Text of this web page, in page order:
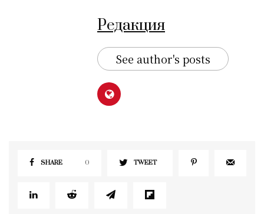
Редакция
See author's posts
SHARE 0 TWEET